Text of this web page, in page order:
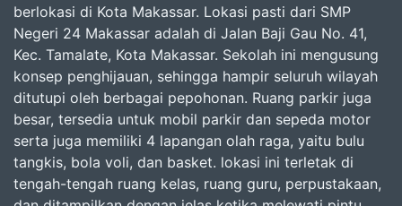
berlokasi di Kota Makassar. Lokasi pasti dari SMP
Negeri 24 Makassar adalah di Jalan Baji Gau No. 41,
Kec. Tamalate, Kota Makassar. Sekolah ini mengusung
konsep penghijauan, sehingga hampir seluruh wilayah
ditutupi oleh berbagai pepohonan. Ruang parkir juga
besar, tersedia untuk mobil parkir dan sepeda motor
serta juga memiliki 4 lapangan olah raga, yaitu bulu
tangkis, bola voli, dan basket. lokasi ini terletak di
tengah-tengah ruang kelas, ruang guru, perpustakaan,